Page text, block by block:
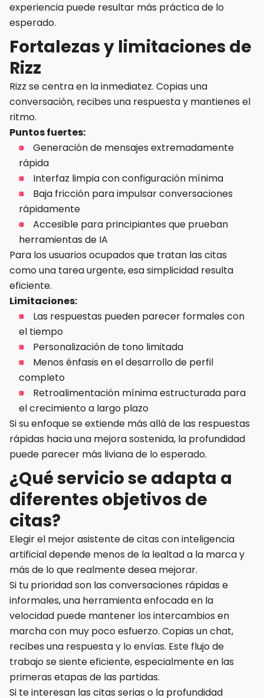
experiencia puede resultar más práctica de lo
esperado.
Fortalezas y limitaciones de
Rizz
Rizz se centra en la inmediatez. Copias una
conversación, recibes una respuesta y mantienes el
ritmo.
Puntos fuertes:
Generación de mensajes extremadamente
rápida
Interfaz limpia con configuración mínima
Baja fricción para impulsar conversaciones
rápidamente
Accesible para principiantes que prueban
herramientas de IA
Para los usuarios ocupados que tratan las citas
como una tarea urgente, esa simplicidad resulta
eficiente.
Limitaciones:
Las respuestas pueden parecer formales con
el tiempo
Personalización de tono limitada
Menos énfasis en el desarrollo de perfil
completo
Retroalimentación mínima estructurada para
el crecimiento a largo plazo
Si su enfoque se extiende más allá de las respuestas
rápidas hacia una mejora sostenida, la profundidad
puede parecer más liviana de lo esperado.
¿Qué servicio se adapta a
diferentes objetivos de
citas?
Elegir el mejor asistente de citas con inteligencia
artificial depende menos de la lealtad a la marca y
más de lo que realmente desea mejorar.
Si tu prioridad son las conversaciones rápidas e
informales, una herramienta enfocada en la
velocidad puede mantener los intercambios en
marcha con muy poco esfuerzo. Copias un chat,
recibes una respuesta y lo envías. Este flujo de
trabajo se siente eficiente, especialmente en las
primeras etapas de las partidas.
Si te interesan las citas serias o la profundidad